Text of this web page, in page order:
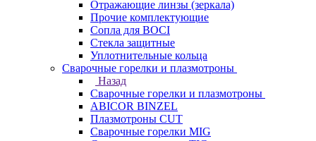
Отражающие линзы (зеркала)
Прочие комплектующие
Сопла для BOCI
Стекла защитные
Уплотнительные кольца
Сварочные горелки и плазмотроны
Назад
Сварочные горелки и плазмотроны
ABICOR BINZEL
Плазмотроны CUT
Сварочные горелки MIG